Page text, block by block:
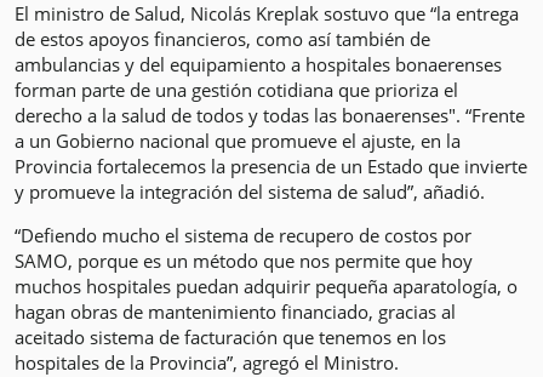
El ministro de Salud, Nicolás Kreplak sostuvo que “la entrega
de estos apoyos financieros, como así también de
ambulancias y del equipamiento a hospitales bonaerenses
forman parte de una gestión cotidiana que prioriza el
derecho a la salud de todos y todas las bonaerenses". “Frente
a un Gobierno nacional que promueve el ajuste, en la
Provincia fortalecemos la presencia de un Estado que invierte
y promueve la integración del sistema de salud”, añadió.
“Defiendo mucho el sistema de recupero de costos por
SAMO, porque es un método que nos permite que hoy
muchos hospitales puedan adquirir pequeña aparatología, o
hagan obras de mantenimiento financiado, gracias al
aceitado sistema de facturación que tenemos en los
hospitales de la Provincia”, agregó el Ministro.